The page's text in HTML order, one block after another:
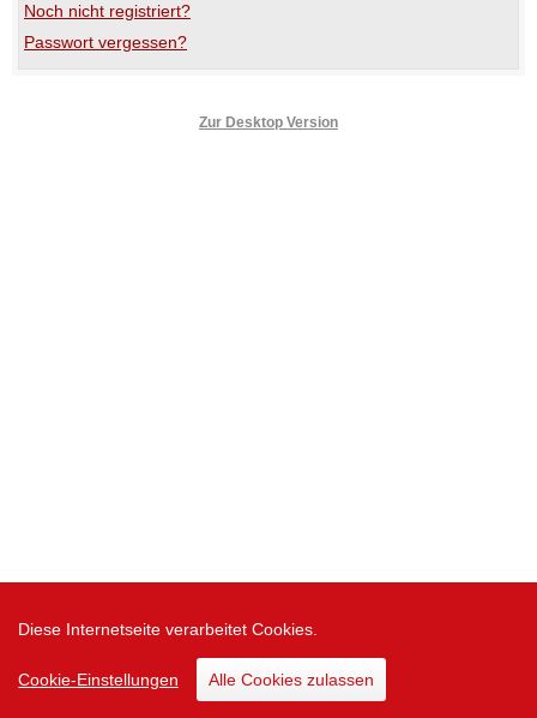
Diese Internetseite verarbeitet Cookies.
Cookie-Einstellungen Alle Cookies zulassen
Noch nicht registriert?
Passwort vergessen?
Zur Desktop Version